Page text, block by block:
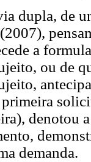
dupla, de
a
ou de
denotou
demanda.